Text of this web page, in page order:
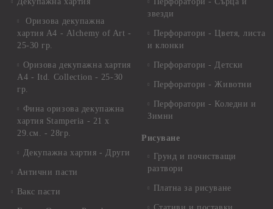
Оризова декупажна
хартия А4 - Alchemy of Art -
25-30 гр.
Оризова декупажна хартия
А4 - Itd. Collection - 25-30
гр.
Фина оризова декупажна
хартия Stamperia - 21 х
29.см. - 28гр.
Декупажна хартия - Други
Антични пасти
Вакс пасти
звезди
Перфоратори - Цветя, листа
и клонки
Перфоратори - Детски
Перфоратори - Животни
Перфоратори - Коледни и
Зимни
Рисуване
Грунд и почистващи
разтвори
Платна за рисуване